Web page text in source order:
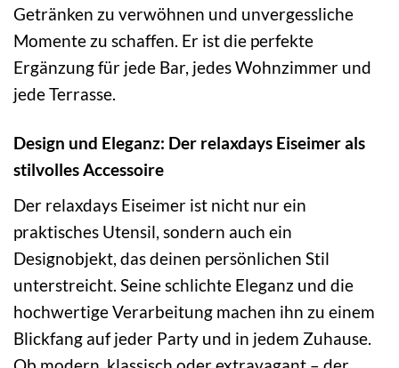
Getränken zu verwöhnen und unvergessliche
Momente zu schaffen. Er ist die perfekte
Ergänzung für jede Bar, jedes Wohnzimmer und
jede Terrasse.
Design und Eleganz: Der relaxdays Eiseimer als
stilvolles Accessoire
Der relaxdays Eiseimer ist nicht nur ein
praktisches Utensil, sondern auch ein
Designobjekt, das deinen persönlichen Stil
unterstreicht. Seine schlichte Eleganz und die
hochwertige Verarbeitung machen ihn zu einem
Blickfang auf jeder Party und in jedem Zuhause.